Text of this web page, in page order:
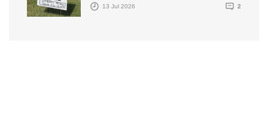
13 Jul 2026 2